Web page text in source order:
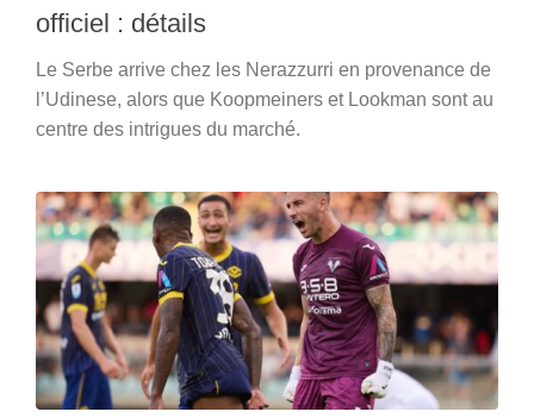
officiel : détails
Le Serbe arrive chez les Nerazzurri en provenance de
l’Udinese, alors que Koopmeiners et Lookman sont au
centre des intrigues du marché.